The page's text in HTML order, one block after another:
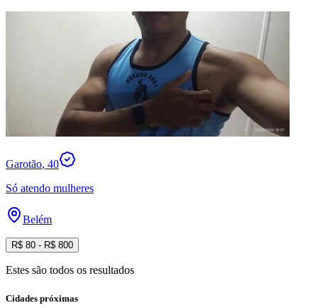
Garotão, 40
Só atendo mulheres
Belém
R$ 80 - R$ 800
Estes são todos os resultados
Cidades próximas